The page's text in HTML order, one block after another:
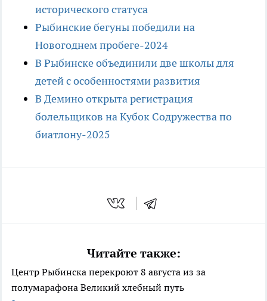
исторического статуса
Рыбинские бегуны победили на
Новогоднем пробеге-2024
В Рыбинске объединили две школы для
детей с особенностями развития
В Демино открыта регистрация
болельщиков на Кубок Содружества по
биатлону-2025
Читайте также:
Центр Рыбинска перекроют 8 августа из за
полумарафона Великий хлебный путь